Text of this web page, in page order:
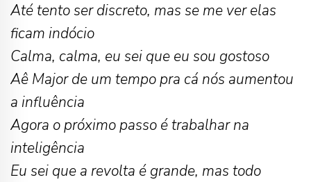
Até tento ser discreto, mas se me ver elas
ficam indócio
Calma, calma, eu sei que eu sou gostoso
Aê Major de um tempo pra cá nós aumentou
a influência
Agora o próximo passo é trabalhar na
inteligência
Eu sei que a revolta é grande, mas todo